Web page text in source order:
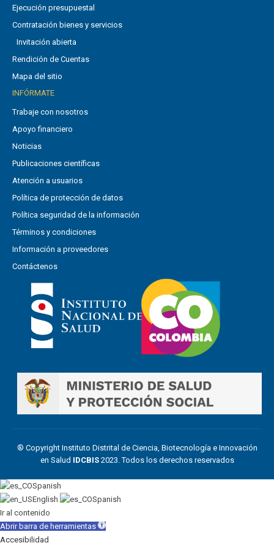
Ejecución presupuestal
Contratación bienes y servicios
Invitación abierta
Rendición de Cuentas
Mapa del sitio
INFÓRMATE
Trabaje con nosotros
Apoyo financiero
Noticias
Publicaciones científicas
Atención a usuarios
Política de protección de datos
Política seguridad de la información
Términos y condiciones
Información a proveedores
Contáctenos
® Copyright Instituto Distrital de Ciencia, Biotecnología e Innovación
en Salud IDCBIS 2023. Todos los derechos reservados
Spanish
English
Spanish
Ir al contenido
Abrir barra de herramientas
Accesibilidad